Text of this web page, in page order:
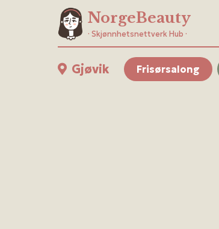
NorgeBeauty
· Skjønnhetsnettverk Hub ·
Gjøvik Frisørsalong